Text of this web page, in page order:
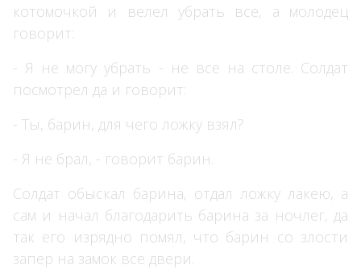
котомочкой и велел убрать все, а молодец
говорит:
- Я не могу убрать - не все на столе. Солдат
посмотрел да и говорит:
- Ты, барин, для чего ложку взял?
- Я не брал, - говорит барин.
Солдат обыскал барина, отдал ложку лакею, а
сам и начал благодарить барина за ночлег, да
так его изрядно помял, что барин со злости
запер на замок все двери.